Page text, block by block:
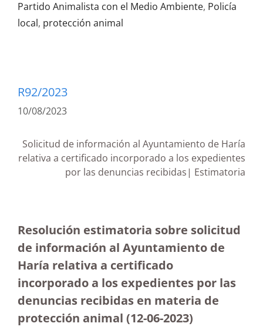
Partido Animalista con el Medio Ambiente, Policía
local, protección animal
R92/2023
10/08/2023
Solicitud de información al Ayuntamiento de Haría
relativa a certificado incorporado a los expedientes
por las denuncias recibidas| Estimatoria
Resolución estimatoria sobre solicitud
de información al Ayuntamiento de
Haría relativa a certificado
incorporado a los expedientes por las
denuncias recibidas en materia de
protección animal (12-06-2023)